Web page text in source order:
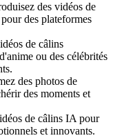
des vidéos de
des plateformes
de câlins
ou des célébrités
des photos de
des moments et
de câlins IA pour
et innovants.